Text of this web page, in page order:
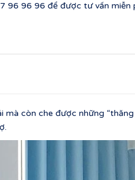
96 96 96 để được tư vấn miễn
còn che được những